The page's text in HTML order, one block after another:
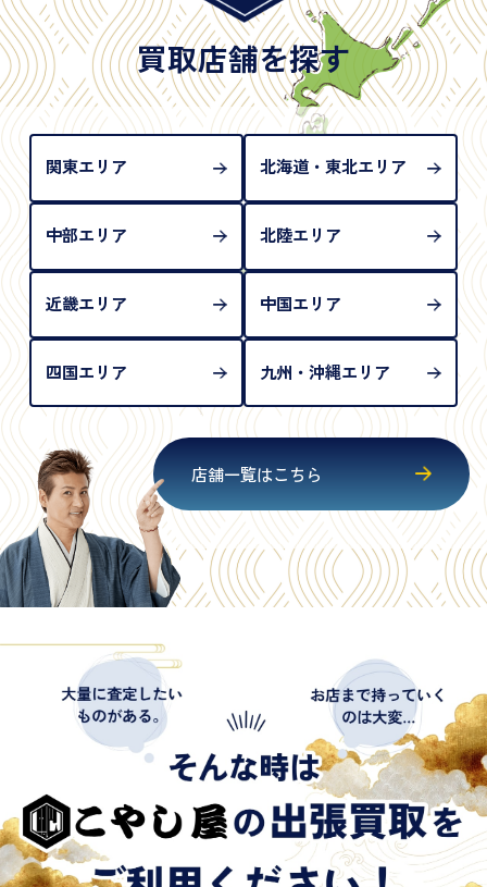
※2020年2月4日以降に申請された新型パスポートに
は「所持人記入欄（住所記載欄）」が存在しないた
め、単体では古物営業法上の本人確認書類として認
められない（住所確認ができないため）。補助書類
が必要となります
買取店舗を探す
関東エリア 北海道・東北エリア
中部エリア 北陸エリア
近畿エリア 中国エリア
四国エリア 九州・沖縄エリア
店舗一覧はこちら